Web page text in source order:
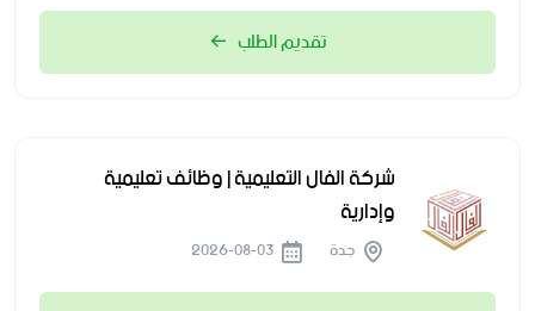
تقديم الطلب
شركة الفال التعليمية | وظائف تعليمية
وإدارية
جدة